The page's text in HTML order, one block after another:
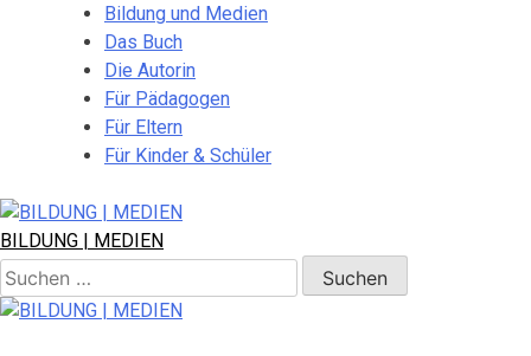
Bildung und Medien
Das Buch
Die Autorin
Für Pädagogen
Für Eltern
Für Kinder & Schüler
BILDUNG | MEDIEN
Suchen
nach: